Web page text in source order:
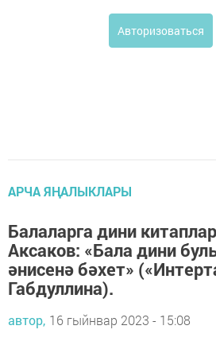
Авторизоваться
АРЧА ЯҢАЛЫКЛАРЫ
Балаларга дини
Аксаков: «Бала дини
әнисенә бәхет»
Габдуллина).
автор, 16 гыйнвар 2023 - 15:08